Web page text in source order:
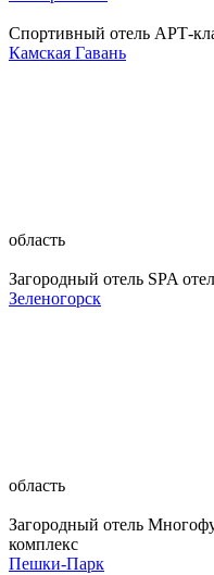
Спортивный отель АРТ-
Камская Гавань
область
Загородный отель SPA
Зеленогорск
область
Загородный отель
комплекс
Пешки-Парк